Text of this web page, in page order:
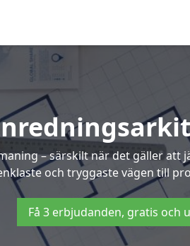
– särskilt när det gäller
och tryggaste vägen till
Få 3 erbjudanden, gratis och